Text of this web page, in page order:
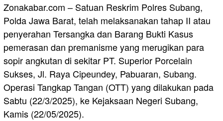
Zonakabar.com – Satuan Reskrim Polres Subang,
Polda Jawa Barat, telah melaksanakan tahap II atau
penyerahan Tersangka dan Barang Bukti Kasus
pemerasan dan premanisme yang merugikan para
sopir angkutan di sekitar PT. Superior Porcelain
Sukses, Jl. Raya Cipeundey, Pabuaran, Subang.
Operasi Tangkap Tangan (OTT) yang dilakukan pada
Sabtu (22/3/2025), ke Kejaksaan Negeri Subang,
Kamis (22/05/2025).